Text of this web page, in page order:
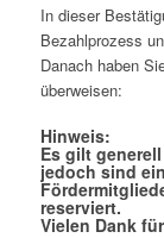
In dieser
Bezahlprozess
Danach haben
überweisen:
Hinweis:
Es gilt
jedoch sind
reserviert.
Vielen Dank